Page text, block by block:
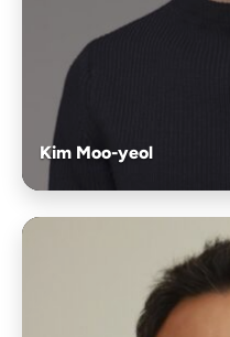
Kim Moo-yeol